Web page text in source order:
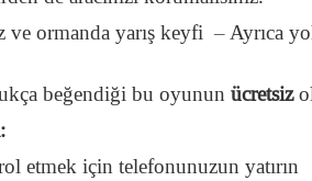
ormanda yarış keyfi – Ayrıca
beğendiği bu oyunun ücretsiz
etmek için telefonunuzun yatırın